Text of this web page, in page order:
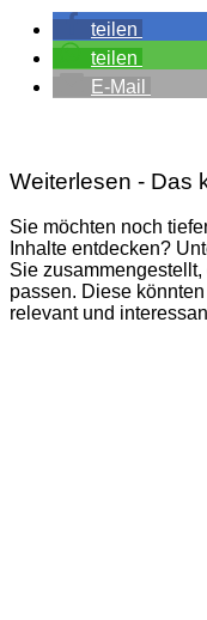
teilen
teilen
E-Mail
Weiterlesen - Das
Sie möchten noch
Inhalte entdecken?
Sie
passen. Diese
relevant und